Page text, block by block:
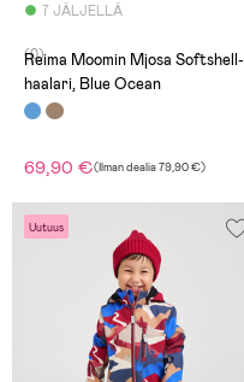
7 JÄLJELLÄ
(0)
Reima Moomin Mjosa Softshell-
haalari, Blue Ocean
69,90 €(Ilman dealia79,90 €)
Uutuus